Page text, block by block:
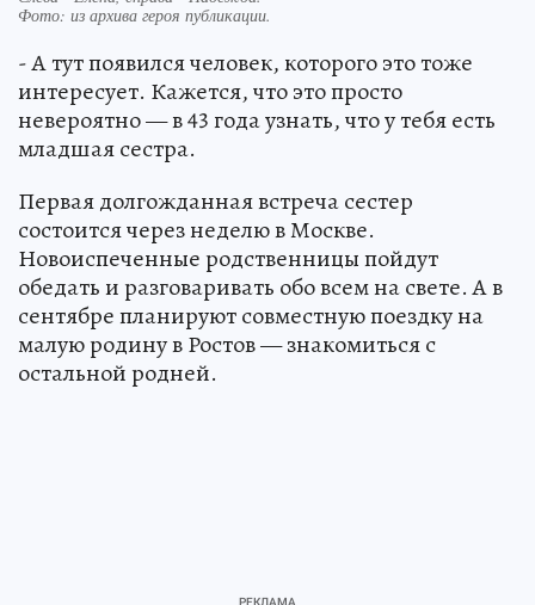
Фото: из архива героя публикации.
- А тут появился человек, которого это тоже
интересует. Кажется, что это просто
невероятно — в 43 года узнать, что у тебя есть
младшая сестра.
Первая долгожданная встреча сестер
состоится через неделю в Москве.
Новоиспеченные родственницы пойдут
обедать и разговаривать обо всем на свете. А в
сентябре планируют совместную поездку на
малую родину в Ростов — знакомиться с
остальной родней.